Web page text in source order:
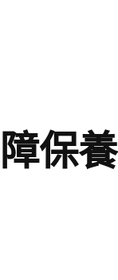
保養